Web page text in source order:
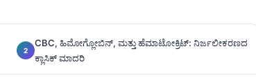
CBC, ಹಿಮೋಗ್ಲೋಬಿನ್, ಮತ್ತು ಹೆಮಾಟೋಕ್ರಿಟ್: ನಿರ್ಜಲೀಕರಣದ
ಕ್ಲಾಸಿಕ್ ಮಾದರಿ